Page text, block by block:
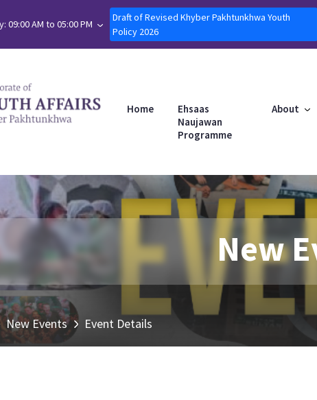
09:00 AM to 05:00 PM
Draft of Revised Khyber Pakhtunkhwa Youth
Policy 2026
Home
Ehsaas
Naujawan
Programme
About
New
New Events Event Details